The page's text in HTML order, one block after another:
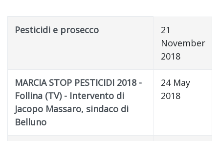
Title Created Date
Pesticidi e prosecco
21
November
2018
MARCIA STOP PESTICIDI 2018 -
Follina (TV) - Intervento di
Jacopo Massaro, sindaco di
Belluno
24 May
2018